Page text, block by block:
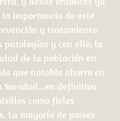
importancia de este
y tratamiento
patologías y con ello, la
de la población en
que notable ahorro en
Sanidad...en definitiva
como fieles
La mayoría de países